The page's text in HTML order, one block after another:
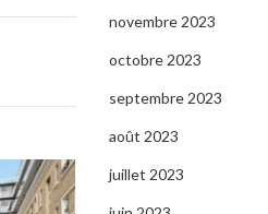
novembre 2023
octobre 2023
septembre 2023
août 2023
juillet 2023